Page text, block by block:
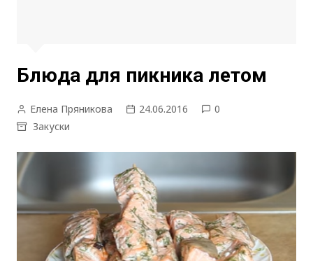
Блюда для пикника летом
Елена Пряникова 24.06.2016
0
Закуски